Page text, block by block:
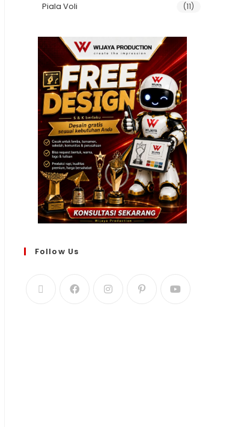
Piala Voli (11)
Follow Us